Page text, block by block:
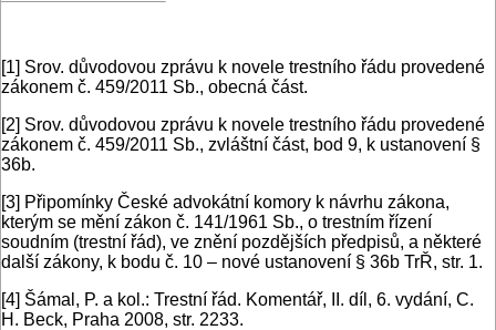
[1] Srov. důvodovou zprávu k novele trestního řádu provedené
zákonem č. 459/2011 Sb., obecná část.
[2] Srov. důvodovou zprávu k novele trestního řádu provedené
zákonem č. 459/2011 Sb., zvláštní část, bod 9, k ustanovení §
36b.
[3] Připomínky České advokátní komory k návrhu zákona,
kterým se mění zákon č. 141/1961 Sb., o trestním řízení
soudním (trestní řád), ve znění pozdějších předpisů, a některé
další zákony, k bodu č. 10 – nové ustanovení § 36b TrŘ, str. 1.
[4] Šámal, P. a kol.: Trestní řád. Komentář, II. díl, 6. vydání, C.
H. Beck, Praha 2008, str. 2233.